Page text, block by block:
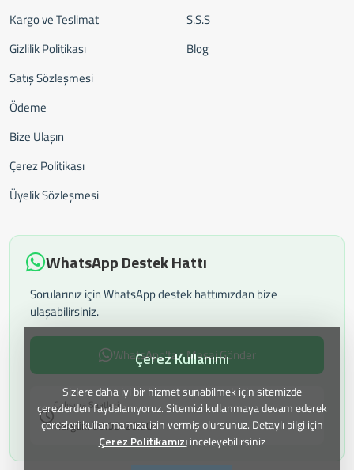
Kargo ve Teslimat
Gizlilik Politikası
Satış Sözleşmesi
Ödeme
Bize Ulaşın
Çerez Politikası
Üyelik Sözleşmesi
S.S.S
Blog
WhatsApp Destek Hattı
Sorularınız için WhatsApp destek hattımızdan bize
ulaşabilirsiniz.
WhatsApp'tan Mesaj Gönder
Çalışma Saatleri:
Hergün: 09:00-20:00
Çerez Kullanımı
Sizlere daha iyi bir hizmet sunabilmek için sitemizde
çerezlerden faydalanıyoruz. Sitemizi kullanmaya devam ederek
çerezleri kullanmamıza izin vermiş olursunuz. Detaylı bilgi için
Çerez Politikamızıinceleyebilirsiniz